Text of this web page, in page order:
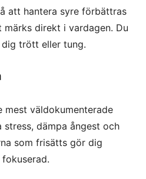
att hantera syre förbättras
direkt i vardagen. Du
trött eller tung.
mest väldokumenterade
dämpa ångest och
som frisätts gör dig